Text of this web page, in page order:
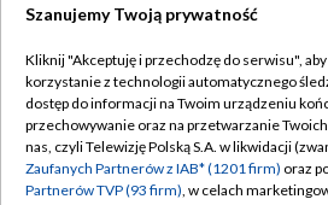
TVP
Abonament TVP
Emisja w TVP
Regulamin
Polityka
Szanujemy Twoją prywatność
Kliknij "Akceptuję i przechodzę do serwisu",
korzystanie z technologii automatycznego
dostęp do informacji na Twoim urządzeniu
przechowywanie oraz na przetwarzanie
nas, czyli Telewizję Polską S.A. w likwidacji
Zaufanych Partnerów z IAB* (1201 firm) oraz
Partnerów TVP (93 firm), w celach